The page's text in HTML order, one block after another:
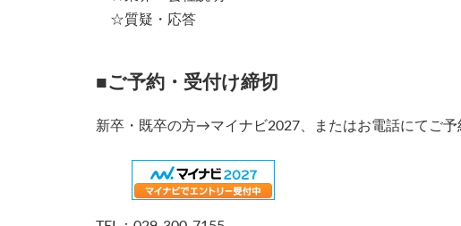
☆質疑・応答
■ご予約・受付け締切
新卒・既卒の方→マイナビ2027、またはお電話にてご予